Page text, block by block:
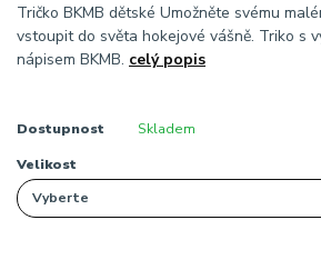
Tričko BKMB dětské Umožněte svému
vstoupit do světa hokejové vášně. Triko s
nápisem BKMB. celý popis
Dostupnost Skladem
Velikost